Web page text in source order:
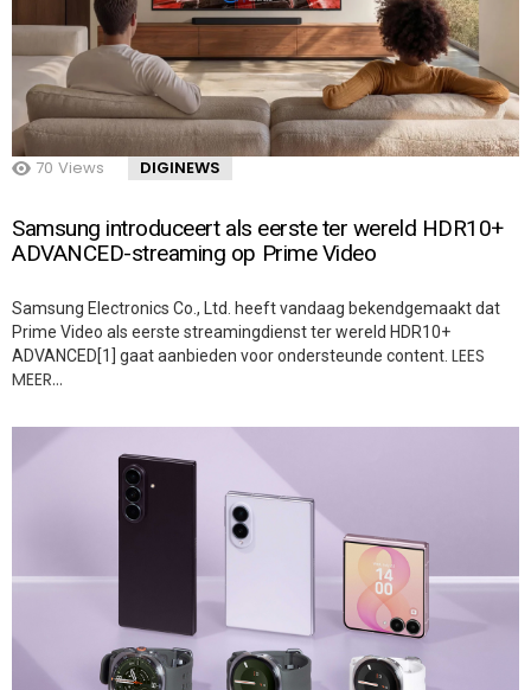
70 Views DIGINEWS
Samsung introduceert als eerste ter wereld HDR10+
ADVANCED-streaming op Prime Video
Samsung Electronics Co., Ltd. heeft vandaag bekendgemaakt dat
Prime Video als eerste streamingdienst ter wereld HDR10+
ADVANCED[1] gaat aanbieden voor ondersteunde content. LEES
MEER…